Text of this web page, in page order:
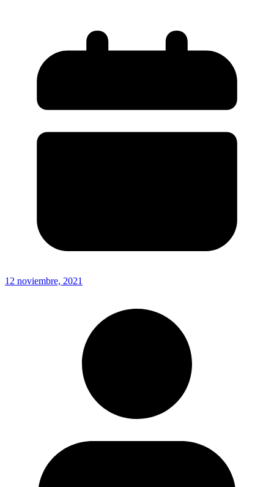
12 noviembre, 2021